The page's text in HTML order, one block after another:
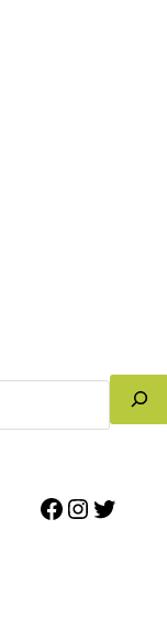
Facebook
Instagram